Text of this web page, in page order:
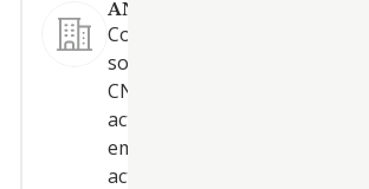
ANDREAS & PARTNERS SL.
Constituye el objeto de la
sociedad: 1. Actividad
CNAE/NACE: 8299º: "Otras
actividades de apoyo a las
empresas n.c.o.p.,
actividades propias de